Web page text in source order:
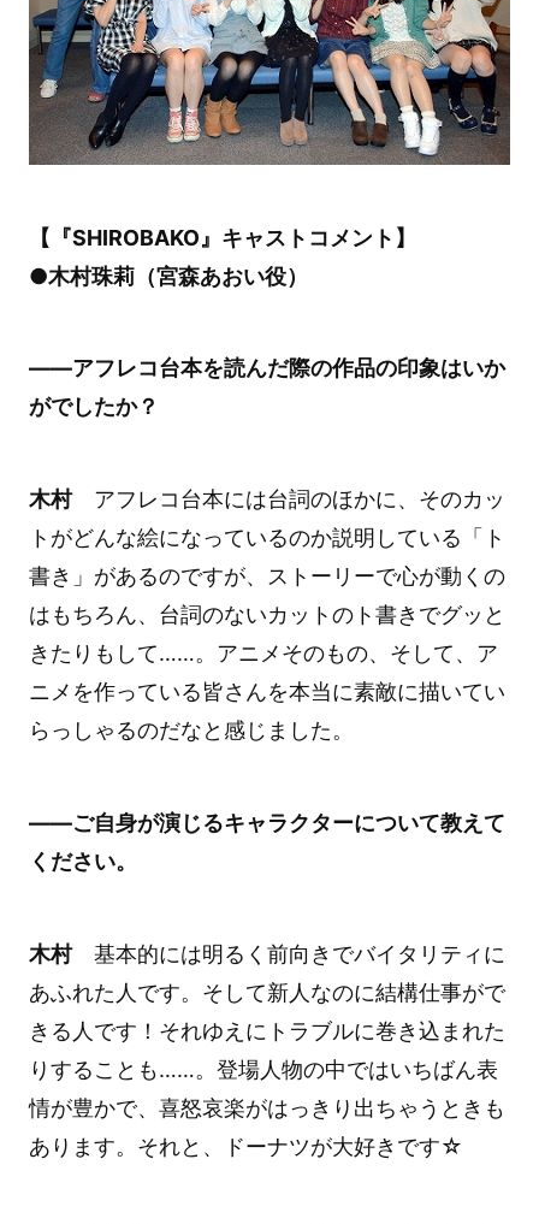
【『SHIROBAKO』キャストコメント】
●木村珠莉（宮森あおい役）
――アフレコ台本を読んだ際の作品の印象はいか
がでしたか？
木村アフレコ台本には台詞のほかに、そのカッ
トがどんな絵になっているのか説明している「ト
書き」があるのですが、ストーリーで心が動くの
はもちろん、台詞のないカットのト書きでグッと
きたりもして……。アニメそのもの、そして、ア
ニメを作っている皆さんを本当に素敵に描いてい
らっしゃるのだなと感じました。
――ご自身が演じるキャラクターについて教えて
ください。
木村基本的には明るく前向きでバイタリティに
あふれた人です。そして新人なのに結構仕事がで
きる人です！それゆえにトラブルに巻き込まれた
りすることも……。登場人物の中ではいちばん表
情が豊かで、喜怒哀楽がはっきり出ちゃうときも
あります。それと、ドーナツが大好きです☆